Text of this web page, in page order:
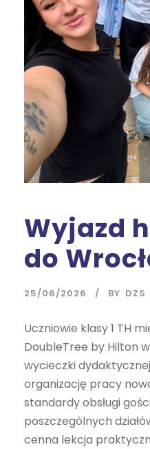
Wyjazd
do
25/06/2026 BY DZS
Uczniowie klasy 1 TH
DoubleTree by Hilton
wycieczki
organizację pracy
standardy obsługi
poszczególnych
cenna lekcja